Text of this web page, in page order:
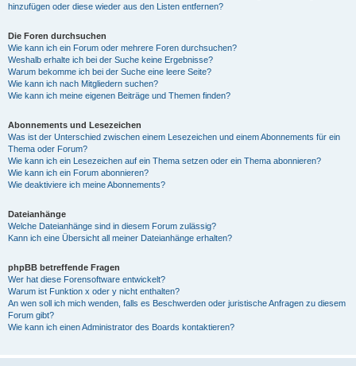
hinzufügen oder diese wieder aus den Listen entfernen?
Die Foren durchsuchen
Wie kann ich ein Forum oder mehrere Foren durchsuchen?
Weshalb erhalte ich bei der Suche keine Ergebnisse?
Warum bekomme ich bei der Suche eine leere Seite?
Wie kann ich nach Mitgliedern suchen?
Wie kann ich meine eigenen Beiträge und Themen finden?
Abonnements und Lesezeichen
Was ist der Unterschied zwischen einem Lesezeichen und einem Abonnements für ein
Thema oder Forum?
Wie kann ich ein Lesezeichen auf ein Thema setzen oder ein Thema abonnieren?
Wie kann ich ein Forum abonnieren?
Wie deaktiviere ich meine Abonnements?
Dateianhänge
Welche Dateianhänge sind in diesem Forum zulässig?
Kann ich eine Übersicht all meiner Dateianhänge erhalten?
phpBB betreffende Fragen
Wer hat diese Forensoftware entwickelt?
Warum ist Funktion x oder y nicht enthalten?
An wen soll ich mich wenden, falls es Beschwerden oder juristische Anfragen zu diesem
Forum gibt?
Wie kann ich einen Administrator des Boards kontaktieren?